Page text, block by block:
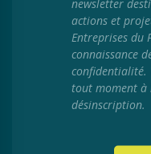
newsletter
actions et
Entreprises du
connaissance
confidentialité.
tout moment à
désinscription.